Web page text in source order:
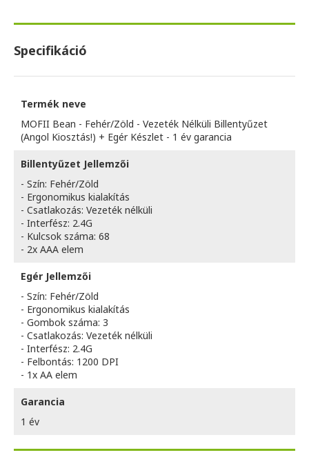
Specifikáció
Termék neve
MOFII Bean - Fehér/Zöld - Vezeték Nélküli Billentyűzet
(Angol Kiosztás!) + Egér Készlet - 1 év garancia
Billentyűzet Jellemzői
- Szín: Fehér/Zöld
- Ergonomikus kialakítás
- Csatlakozás: Vezeték nélküli
- Interfész: 2.4G
- Kulcsok száma: 68
- 2x AAA elem
Egér Jellemzői
- Szín: Fehér/Zöld
- Ergonomikus kialakítás
- Gombok száma: 3
- Csatlakozás: Vezeték nélküli
- Interfész: 2.4G
- Felbontás: 1200 DPI
- 1x AA elem
Garancia
1 év